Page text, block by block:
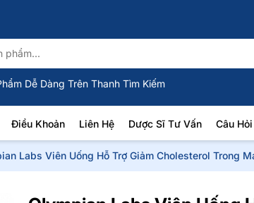
Dễ Dàng Trên Thanh Tìm Kiếm
Điều Khoản Liên Hệ Dược Sĩ Tư Vấn Câu
Labs Viên Uống Hỗ Trợ Giảm Cholesterol Trong